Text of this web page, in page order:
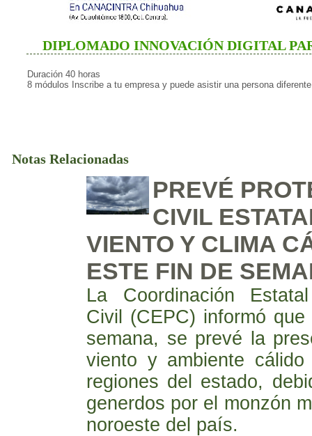
DIPLOMADO INNOVACIÓN DIGITAL
Duración 40 horas
8 módulos Inscribe a tu empresa y puede asistir una persona
Notas Relacionadas
PREVÉ
CIVIL
VIENTO Y CLIMA
ESTE FIN DE
La Coordinación
Civil (CEPC) informó
semana, se prevé la
viento y ambiente
regiones del estado,
generdos por el monzón
noroeste del país.